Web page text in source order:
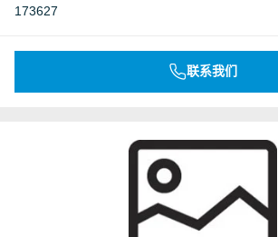
173627
联系我们